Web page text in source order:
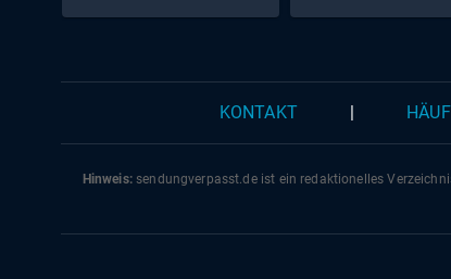
KONTAKT
Hinweis:sendungverpasst.deist ein redaktionelles